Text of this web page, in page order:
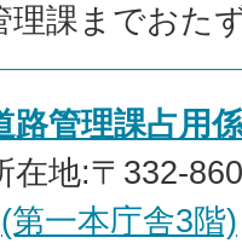
理課までおた
路管理課占用
在地:〒332-
(第一本庁舎3階)